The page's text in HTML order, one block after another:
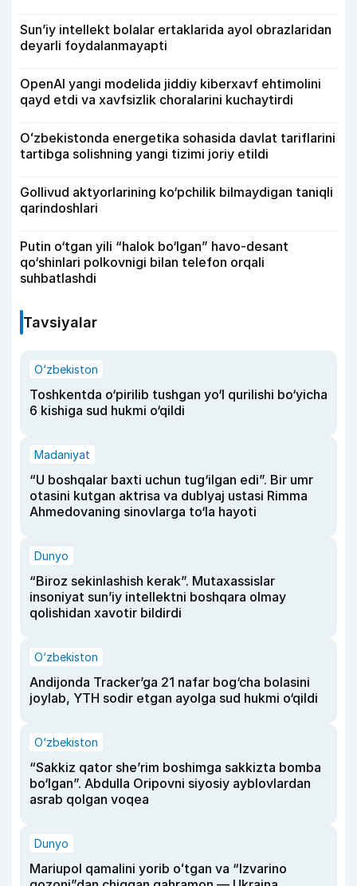
Sun’iy intellekt bolalar ertaklarida ayol obrazlaridan
deyarli foydalanmayapti
OpenAI yangi modelida jiddiy kiberxavf ehtimolini
qayd etdi va xavfsizlik choralarini kuchaytirdi
Oʻzbekistonda energetika sohasida davlat tariflarini
tartibga solishning yangi tizimi joriy etildi
Gollivud aktyorlarining ko‘pchilik bilmaydigan taniqli
qarindoshlari
Putin o‘tgan yili “halok bo‘lgan” havo-desant
qo‘shinlari polkovnigi bilan telefon orqali
suhbatlashdi
Tavsiyalar
O‘zbekiston
Toshkentda o‘pirilib tushgan yo‘l qurilishi bo‘yicha
6 kishiga sud hukmi o‘qildi
Madaniyat
“U boshqalar baxti uchun tug‘ilgan edi”. Bir umr
otasini kutgan aktrisa va dublyaj ustasi Rimma
Ahmedovaning sinovlarga to‘la hayoti
Dunyo
“Biroz sekinlashish kerak”. Mutaxassislar
insoniyat sun’iy intellektni boshqara olmay
qolishidan xavotir bildirdi
O‘zbekiston
Andijonda Tracker’ga 21 nafar bog‘cha bolasini
joylab, YTH sodir etgan ayolga sud hukmi o‘qildi
O‘zbekiston
“Sakkiz qator she’rim boshimga sakkizta bomba
bo‘lgan”. Abdulla Oripovni siyosiy ayblovlardan
asrab qolgan voqea
Dunyo
Mariupol qamalini yorib oʻtgan va “Izvarino